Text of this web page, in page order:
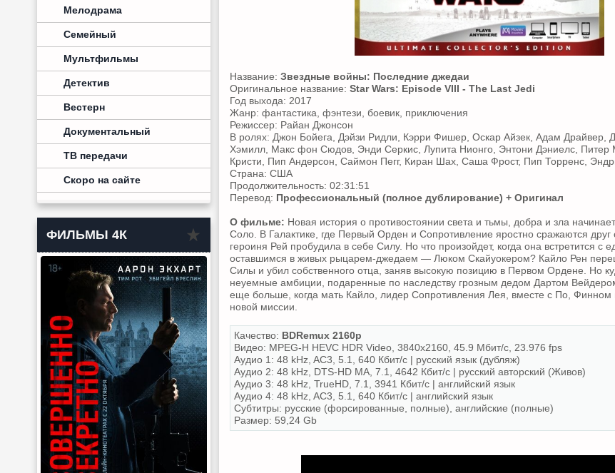
Мелодрама
Семейный
Мультфильмы
Детектив
Вестерн
Документальный
ТВ передачи
Скоро на сайте
ФИЛЬМЫ 4К
Название: Звездные войны: Последние джедаи
Оригинальное название: Star Wars: Episode VIII - The Last Jedi
Год выхода: 2017
Жанр: фантастика, фэнтези, боевик, приключения
Режиссер: Райан Джонсон
В ролях: Джон Бойега, Дэйзи Ридли, Кэрри Фишер, Оскар Айзек, Адам Драйвер,
Хэмилл, Макс фон Сюдов, Энди Серкис, Лупита Нионго, Энтони Дэниелс, Питер
Кристи, Пип Андерсон, Саймон Пегг, Киран Шах, Саша Фрост, Пип Торренс,
Страна: США
Продолжительность: 02:31:51
Перевод: Профессиональный (полное дублирование) + Оригинал
О фильме: Новая история о противостоянии света и тьмы, добра и зла
Соло. В Галактике, где Первый Орден и Сопротивление яростно сражаются друг
героиня Рей пробудила в себе Силу. Но что произойдет, когда она встретится с
оставшимся в живых рыцарем-джедаем — Люком Скайуокером? Кайло Рен
Силы и убил собственного отца, заняв высокую позицию в Первом Ордене. Но
неуемные амбиции, подаренные по наследству грозным дедом Дартом
еще больше, когда мать Кайло, лидер Сопротивления Лея, вместе с По, Финном
новой миссии.
Качество: BDRemux 2160p
Видео: MPEG-H HEVC HDR Video, 3840x2160, 45.9 Мбит/с, 23.976 fps
Аудио 1: 48 kHz, AC3, 5.1, 640 Кбит/с | русский язык (дубляж)
Аудио 2: 48 kHz, DTS-HD MA, 7.1, 4642 Кбит/с | русский авторский (Живов)
Аудио 3: 48 kHz, TrueHD, 7.1, 3941 Кбит/с | английский язык
Аудио 4: 48 kHz, AC3, 5.1, 640 Кбит/с | английский язык
Субтитры: русские (форсированные, полные), английские (полные)
Размер: 59,24 Gb